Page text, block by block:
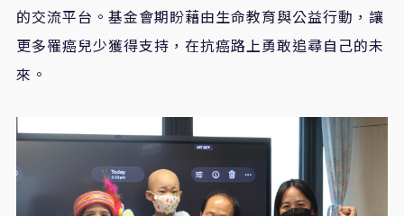
的交流平台。基金會期盼藉由生命教育與公益行動，讓
更多罹癌兒少獲得支持，在抗癌路上勇敢追尋自己的未
來。